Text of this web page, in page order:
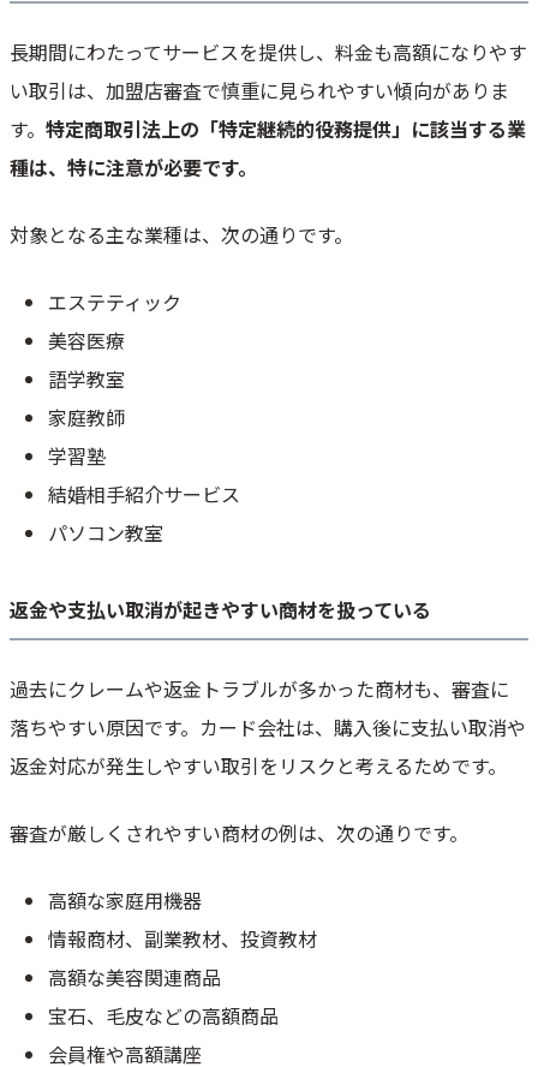
（ECの場合）ECサイトとカート機能
クレジットカード決済導入の契約方式
カード会社との直接契約
決済代行会社を利用した契約
クレジットカード決済の加盟店審査に落ちたら、再申請はできる？
審査に通りやすい決済代行会社はある？
別の会社で再申請するときの注意点は？
個人事業主でもクレジットカード決済を導入できる？
まとめ｜クレジットカード決済の加盟店審査は事前準備で通過率を上げら
れる
長期間にわたってサービスを提供し、料金も高額になりやす
い取引は、加盟店審査で慎重に見られやすい傾向がありま
す。 特定商取引法上の「特定継続的役務提供」に該当する業
種は、特に注意が必要です。
対象となる主な業種は、次の通りです。
エステティック
美容医療
語学教室
家庭教師
学習塾
結婚相手紹介サービス
パソコン教室
返金や支払い取消が起きやすい商材を扱っている
過去にクレームや返金トラブルが多かった商材も、審査に
落ちやすい原因です。カード会社は、購入後に支払い取消や
返金対応が発生しやすい取引をリスクと考えるためです。
審査が厳しくされやすい商材の例は、次の通りです。
高額な家庭用機器
情報商材、副業教材、投資教材
高額な美容関連商品
宝石、毛皮などの高額商品
会員権や高額講座